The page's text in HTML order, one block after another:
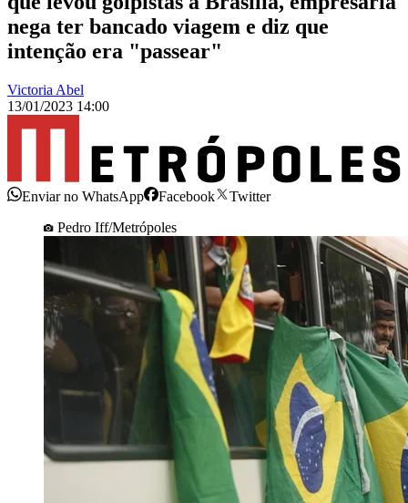
nega ter bancado viagem e diz que
intenção era "passear"
Victoria Abel
13/01/2023 14:00
Enviar no WhatsApp Facebook
Twitter
Pedro Iff/Metrópoles